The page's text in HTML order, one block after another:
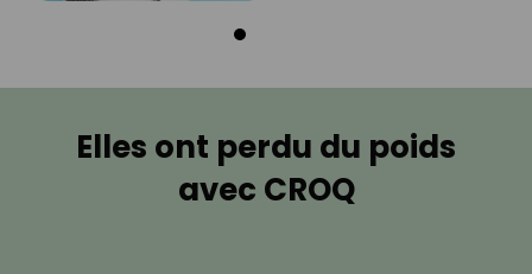
Elles ont perdu du poids
avec CROQ